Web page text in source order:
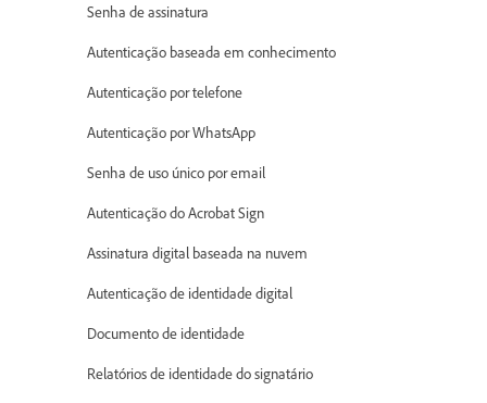
Senha de assinatura
Autenticação baseada em conhecimento
Autenticação por telefone
Autenticação por WhatsApp
Senha de uso único por email
Autenticação do Acrobat Sign
Assinatura digital baseada na nuvem
Autenticação de identidade digital
Documento de identidade
Relatórios de identidade do signatário